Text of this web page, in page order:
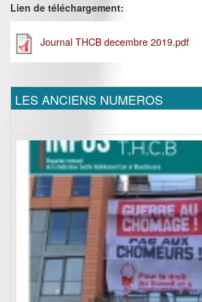
Lien de téléchargement:
Journal THCB decembre 2019.pdf
LES ANCIENS NUMEROS